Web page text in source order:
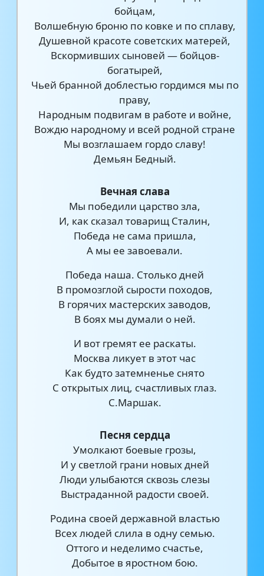
бойцам,
Волшебную броню по ковке и по сплаву,
Душевной красоте советских матерей,
Вскормивших сыновей — бойцов-
богатырей,
Чьей бранной доблестью гордимся мы по
праву,
Народным подвигам в работе и войне,
Вождю народному и всей родной стране
Мы возглашаем гордо славу!
Демьян Бедный.
Вечная слава
Мы победили царство зла,
И, как сказал товарищ Сталин,
Победа не сама пришла,
А мы ее завоевали.
Победа наша. Столько дней
В промозглой сырости походов,
В горячих мастерских заводов,
В боях мы думали о ней.
И вот гремят ее раскаты.
Москва ликует в этот час
Как будто затемненье снято
С открытых лиц, счастливых глаз.
С.Маршак.
Песня сердца
Умолкают боевые грозы,
И у светлой грани новых дней
Люди улыбаются сквозь слезы
Выстраданной радости своей.
Родина своей державной властью
Всех людей слила в одну семью.
Оттого и неделимо счастье,
Добытое в яростном бою.